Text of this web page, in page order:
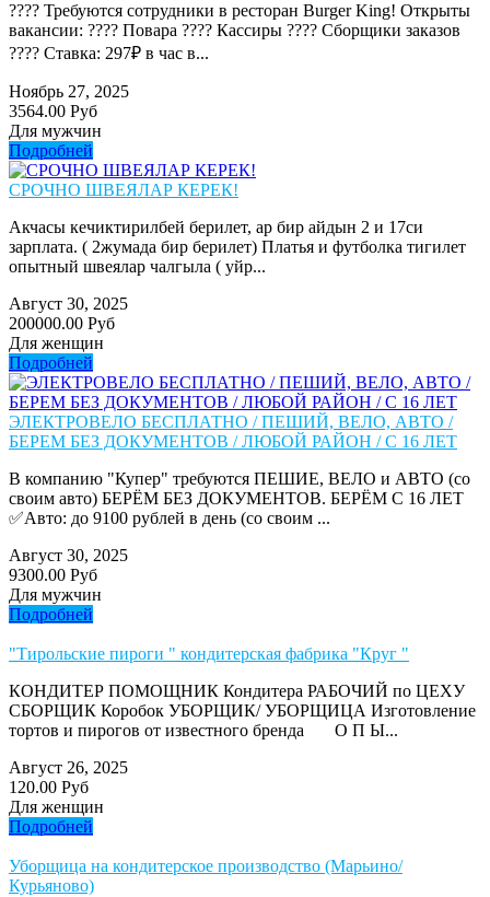
???? Требуются сотрудники в ресторан Burger King! Открыты
вакансии: ???? Повара ???? Кассиры ???? Сборщики заказов
???? Ставка: 297₽ в час в...
Ноябрь 27, 2025
3564.00 Руб
Для мужчин
Подробней
СРОЧНО ШВЕЯЛАР КЕРЕК!
Акчасы кечиктирилбей берилет, ар бир айдын 2 и 17си
зарплата. ( 2жумада бир берилет) Платья и футболка тигилет
опытный швеялар чалгыла ( уйр...
Август 30, 2025
200000.00 Руб
Для женщин
Подробней
ЭЛЕКТРОВЕЛО БЕСПЛАТНО / ПЕШИЙ, ВЕЛО, АВТО /
БЕРЕМ БЕЗ ДОКУМЕНТОВ / ЛЮБОЙ РАЙОН / С 16 ЛЕТ
В компанию "Купер" требуются ПЕШИЕ, ВЕЛО и АВТО (со
своим авто) БЕРЁМ БЕЗ ДОКУМЕНТОВ. БЕРЁМ С 16 ЛЕТ
✅Авто: до 9100 рублей в день (со своим ...
Август 30, 2025
9300.00 Руб
Для мужчин
Подробней
"Тирольские пироги " кондитерская фабрика "Круг "
КОНДИТЕР ПОМОЩНИК Кондитера РАБОЧИЙ по ЦЕХУ
СБОРЩИК Коробок УБОРЩИК/ УБОРЩИЦА Изготовление
тортов и пирогов от известного бренда О П Ы...
Август 26, 2025
120.00 Руб
Для женщин
Подробней
Уборщица на кондитерское производство (Марьино/
Курьяново)